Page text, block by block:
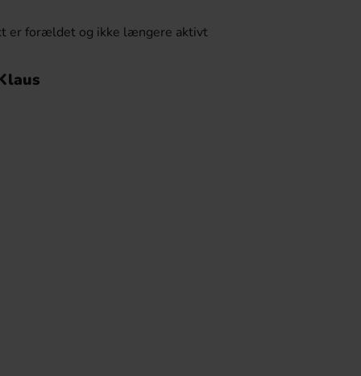
er forældet og ikke længere aktivt